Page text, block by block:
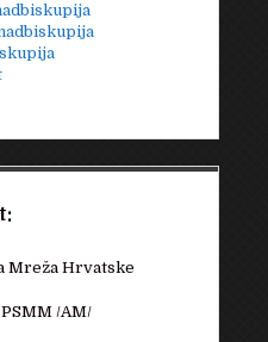
Mreža Hrvatske
/AM/